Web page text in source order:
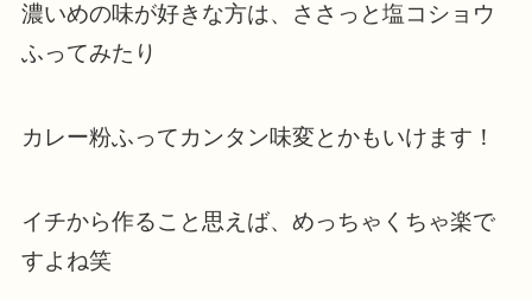
濃いめの味が好きな方は、ささっと塩コショウ
ふってみたり
カレー粉ふってカンタン味変とかもいけます！
イチから作ること思えば、めっちゃくちゃ楽で
すよね笑